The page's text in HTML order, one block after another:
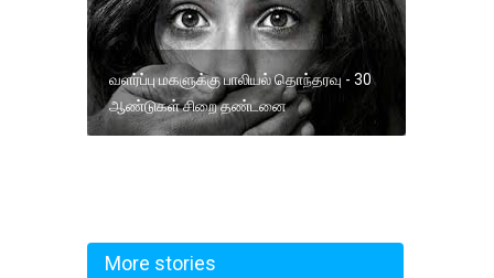
வளர்ப்பு மகளுக்கு பாலியல் தொந்தரவு - 30
ஆண்டுகள் சிறை தண்டனை
More stories